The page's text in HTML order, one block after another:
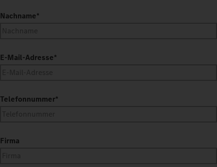
Nachname*
E-Mail-Adresse*
Telefonnummer*
Firma